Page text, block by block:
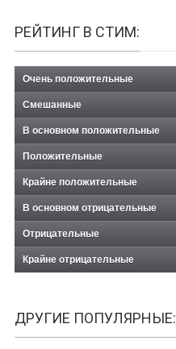
РЕЙТИНГ В СТИМ:
Очень положительные
Смешанные
В основном положительные
Положительные
Крайне положительные
В основном отрицательные
Отрицательные
Крайне отрицательные
ДРУГИЕ ПОПУЛЯРНЫЕ: